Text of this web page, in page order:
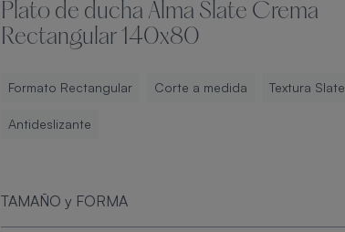
Plato de ducha Alma Slate Crema
Rectangular 140x80
Formato Rectangular Corte a medida Textura Slate
Antideslizante
TAMAÑO y FORMA